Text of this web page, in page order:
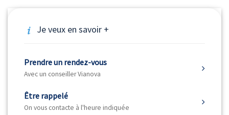
Je veux en savoir +
Prendre un rendez-vous
Avec un conseiller Vianova
Être rappelé
On vous contacte à l'heure indiquée